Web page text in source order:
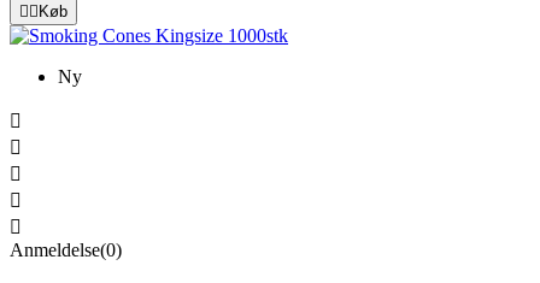
  Køb
Ny





Anmeldelse(0)